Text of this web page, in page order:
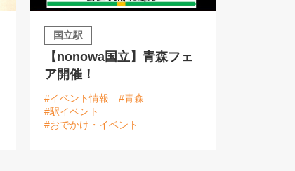
国立駅
【nonowa国立】青森フェ
ア開催！
#イベント情報
#青森
#駅イベント
#おでかけ・イベント